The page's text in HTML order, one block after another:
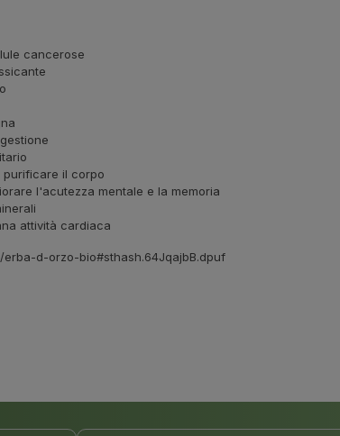
cancerose
il corpo
l'acutezza mentale e la memoria
attività cardiaca
erba-d-orzo-bio#sthash.64JqajbB.dpuf